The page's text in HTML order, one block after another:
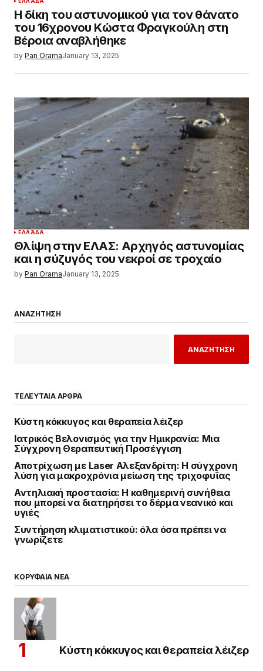
Η δίκη του αστυνομικού για τον θάνατο
του 16χρονου Κώστα Φραγκούλη στη
Βέροια αναβλήθηκε
by Pan OramaJanuary 13, 2025
ΕΛΛΆΔΑ
Θλίψη στην ΕΛΑΣ: Αρχηγός αστυνομίας
και η σύζυγός του νεκροί σε τροχαίο
by Pan OramaJanuary 13, 2025
ΑΝΑΖΗΤΗΣΗ
ΑΝΑΖΗΤΗΣΗ
ΤΕΛΕΥΤΑΙΑ ΑΡΘΡΑ
Κύστη κόκκυγος και θεραπεία λέιζερ
Ιατρικός Βελονισμός για την Ημικρανία: Μια
Σύγχρονη Θεραπευτική Προσέγγιση
Αποτρίχωση με Laser Αλεξανδρίτη: Η σύγχρονη
λύση για μακροχρόνια μείωση της τριχοφυΐας
Αντηλιακή προστασία: Η καθημερινή συνήθεια
που μπορεί να διατηρήσει το δέρμα νεανικό και
υγιές
Συντήρηση κλιματιστικού: όλα όσα πρέπει να
γνωρίζετε
ΚΟΡΥΦΑΙΑ ΝΕΑ
Κύστη κόκκυγος και θεραπεία λέιζερ